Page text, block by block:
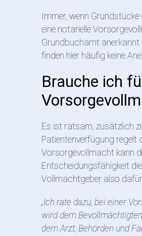
Immer, wenn
eine notarielle
Grundbuchamt
finden hier häufig keine
Brauche ich
Es ist ratsam, zusätzlich
Patientenverfügung regelt
Vorsorgevollmacht kann
Entscheidungsfähigkeit
Vollmachtgeber also
„Ich rate dazu, bei einer
wird dem
dem Arzt, Behörden und